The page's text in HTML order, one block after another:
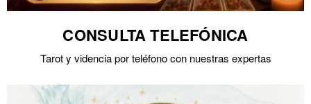
CONSULTA TELEFÓNICA
Tarot y videncia por teléfono con nuestras expertas